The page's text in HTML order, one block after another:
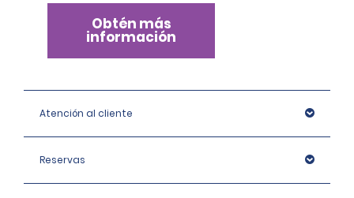
identificación, si es necesario, las cuales pueden
incluir una verificación de identidad con una
organización externa.
Obtén más
información
Atención al cliente
Reservas